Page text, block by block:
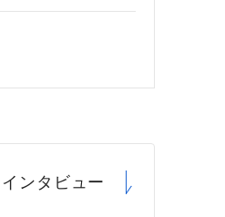
インタビュー